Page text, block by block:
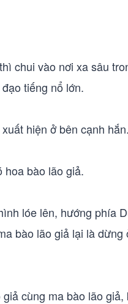
chui vào nơi xa sâu
tiếng nổ lớn.
hiện ở bên cạnh hắn.
hoa bào lão giả.
lóe lên, hướng phía
bào lão giả lại là dừng
cùng ma bào lão giả,